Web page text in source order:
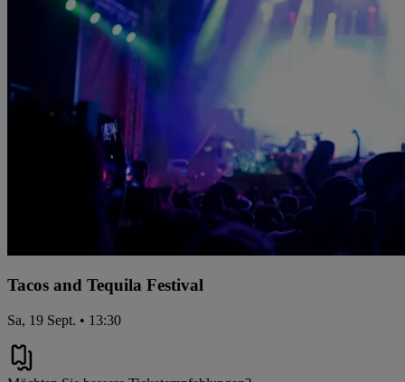
Tacos and Tequila Festival
Sa, 19 Sept. • 13:30